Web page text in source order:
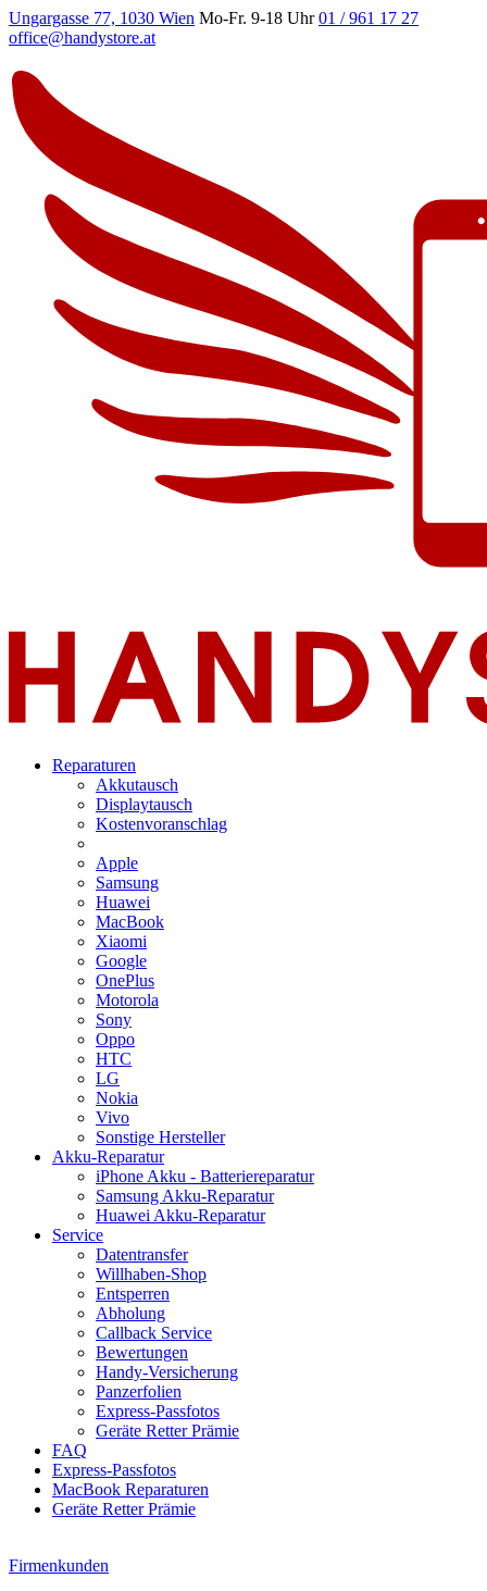
Ungargasse 77, 1030 Wien Mo-Fr. 9-18 Uhr 01 / 961 17 27
office@handystore.at
Reparaturen
Akkutausch
Displaytausch
Kostenvoranschlag
Apple
Samsung
Huawei
MacBook
Xiaomi
Google
OnePlus
Motorola
Sony
Oppo
HTC
LG
Nokia
Vivo
Sonstige Hersteller
Akku-Reparatur
iPhone Akku - Batteriereparatur
Samsung Akku-Reparatur
Huawei Akku-Reparatur
Service
Datentransfer
Willhaben-Shop
Entsperren
Abholung
Callback Service
Bewertungen
Handy-Versicherung
Panzerfolien
Express-Passfotos
Geräte Retter Prämie
FAQ
Express-Passfotos
MacBook Reparaturen
Geräte Retter Prämie
Firmenkunden